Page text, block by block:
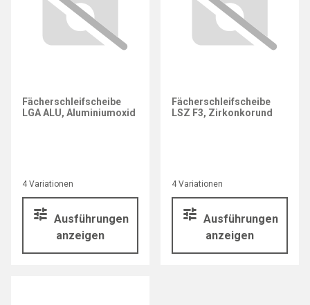
4 Variationen
Ausführungen
anzeigen
Fächerschleifscheibe
LGA ALU, Aluminiumoxid
4 Variationen
Ausführungen
anzeigen
Fächerschleifscheibe
LSZ F3, Zirkonkorund